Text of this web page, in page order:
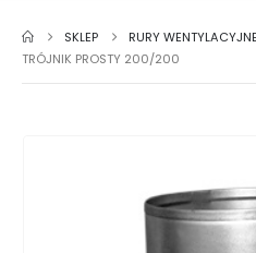
SKLEP RURY
TRÓJNIK PROSTY 200/200